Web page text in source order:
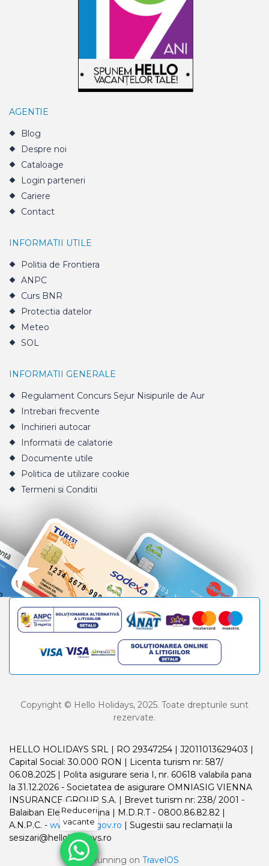
AGENTIE
Blog
Despre noi
Cataloage
Login parteneri
Cariere
Contact
INFORMATII UTILE
Politia de Frontiera
ANPC
Curs BNR
Protectia datelor
Meteo
SOL
INFORMATII GENERALE
Regulament Concurs Sejur Nisipurile de Aur
Intrebari frecvente
Inchirieri autocar
Informatii de calatorie
Documente utile
Politica de utilizare cookie
Termeni si Conditii
Copyright © Hello Holidays, 2025. Toate drepturile sunt
rezervate.
HELLO HOLIDAYS SRL | RO 29347254 | J2011013629403 |
Capital Social: 30.000 RON | Licenta turism nr: 587/
06.08.2025 | Polita asigurare seria I, nr. 60618 valabila pana
la 31.12.2026 - Societatea de asigurare OMNIASIG VIENNA
INSURANCE GROUP S.A. | Brevet turism nr: 238/ 2001 -
Balaiban Elena Madalina | M.D.R.T - 0800.86.82.82 |
A.N.P.C. - www.anpc.gov.ro | Sugestii sau reclamații la
sesizari@helloholidays.ro
Running on TravelOS
Reduceri
vacante